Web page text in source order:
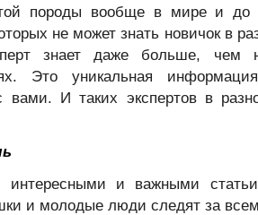
породы вообще в мире и до
не может знать новичок в
знает даже больше, чем
Это уникальная
вами. И таких экспертов в
интересными и важными
и молодые люди следят за